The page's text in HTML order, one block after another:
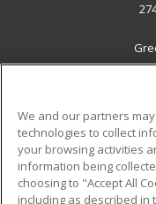
Military
Financial
We and our partners
technologies to collect
your browsing activities
information being
choosing to "Accept All
including as described in